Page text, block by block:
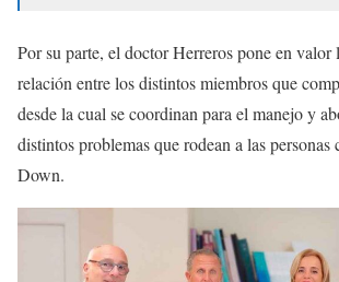
Por su parte, el doctor Herreros pone en valor
relación entre los distintos miembros que
desde la cual se coordinan para el manejo y
distintos problemas que rodean a las
Down.